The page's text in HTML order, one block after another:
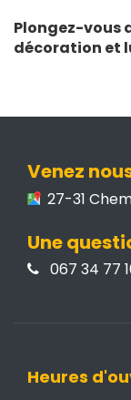
Plongez-vous
décoration et
Venez
27-31
Une
067 34 77
Heures